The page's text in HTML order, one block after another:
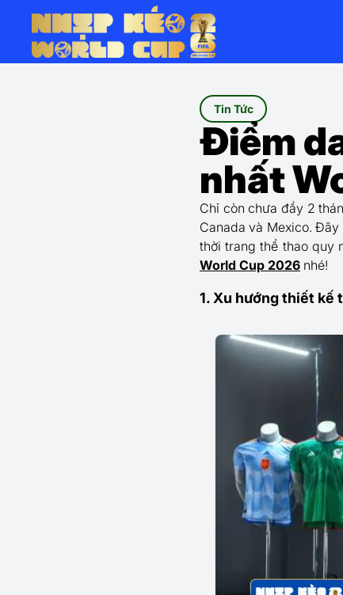
Tin Tức
Điểm
nhất
Chỉ còn chưa đầy 2
Canada và Mexico.
thời trang thể thao quy
World Cup 2026 nhé!
1. Xu hướng thiết kế